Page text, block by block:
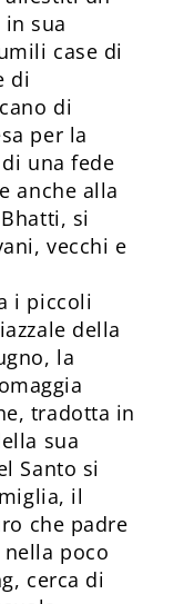
sua
case di
di
di
per la
una fede
anche alla
si
vecchi e
i piccoli
della
la
tradotta in
sua
Santo si
il
che padre
poco
cerca di